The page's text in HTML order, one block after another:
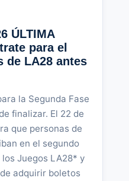
ÚLTIMA
para el
de LA28 antes
la Segunda Fase
finalizar. El 22 de
que personas de
en el segundo
Juegos LA28* y
adquirir boletos